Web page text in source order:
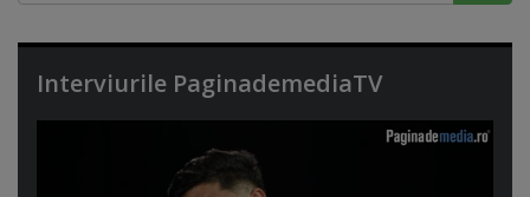
Interviurile PaginademediaTV